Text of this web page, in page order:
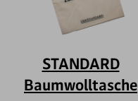
STANDARD
Baumwolltasche